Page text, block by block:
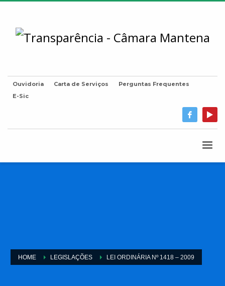
Ouvidoria Carta de Serviços
Perguntas Frequentes
E-Sic
HOME LEGISLAÇÕES LEI ORDINÁRIA Nº 1418 – 2009